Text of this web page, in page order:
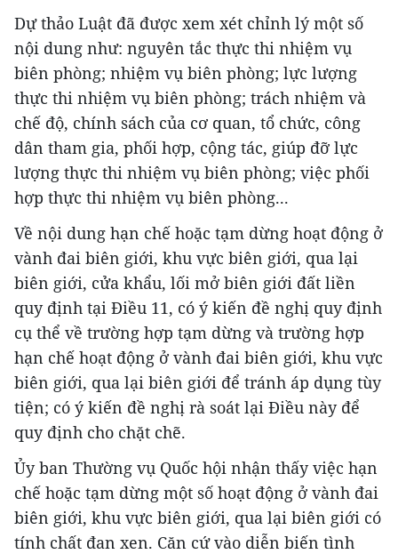
Dự thảo Luật đã được xem xét chỉnh lý một số
nội dung như: nguyên tắc thực thi nhiệm vụ
biên phòng; nhiệm vụ biên phòng; lực lượng
thực thi nhiệm vụ biên phòng; trách nhiệm và
chế độ, chính sách của cơ quan, tổ chức, công
dân tham gia, phối hợp, cộng tác, giúp đỡ lực
lượng thực thi nhiệm vụ biên phòng; việc phối
hợp thực thi nhiệm vụ biên phòng...
Về nội dung hạn chế hoặc tạm dừng hoạt động ở
vành đai biên giới, khu vực biên giới, qua lại
biên giới, cửa khẩu, lối mở biên giới đất liền
quy định tại Điều 11, có ý kiến đề nghị quy định
cụ thể về trường hợp tạm dừng và trường hợp
hạn chế hoạt động ở vành đai biên giới, khu vực
biên giới, qua lại biên giới để tránh áp dụng tùy
tiện; có ý kiến đề nghị rà soát lại Điều này để
quy định cho chặt chẽ.
Ủy ban Thường vụ Quốc hội nhận thấy việc hạn
chế hoặc tạm dừng một số hoạt động ở vành đai
biên giới, khu vực biên giới, qua lại biên giới có
tính chất đan xen. Căn cứ vào diễn biến tình